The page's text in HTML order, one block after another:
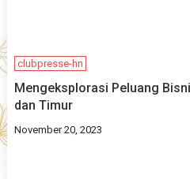
clubpresse-hn
Mengeksplorasi Peluang
dan Timur
November 20, 2023